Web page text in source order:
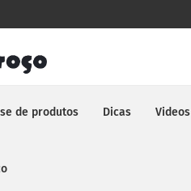
de produtos Dicas Videos